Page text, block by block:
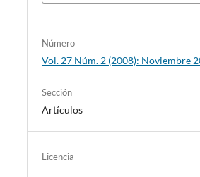
Número
Vol. 27 Núm. 2 (2008): Noviembre
Sección
Artículos
Licencia